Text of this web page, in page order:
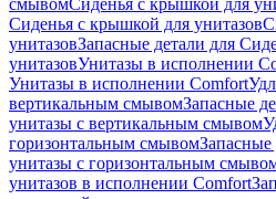
смывомСиденья с крышкой для
Сиденья с крышкой для унитазов
унитазовЗапасные детали для
унитазовУнитазы в исполнении
Унитазы в исполнении Comfort
вертикальным смывомЗапасные
унитазы с вертикальным смывом
горизонтальным смывом
унитазы с горизонтальным
унитазов в исполнении Comfort